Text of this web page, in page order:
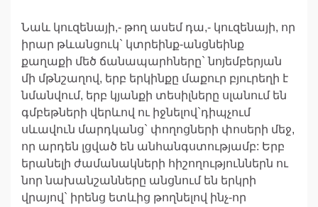
Նաև կուզենայի,- թող ասեմ դա,- կուզենայի, որ
իրար թևանցուկ` կտրեինք-անցնեինք
քաղաքի մեծ ճանապարհները` նոյեմբերյան
մի մթնշաղով, երբ երկինքը մաքուր բյուրեղի է
նմանվում, երբ կյանքի տեսիլները սլանում են
գմբեթների վերևով ու իջնելով`դիպչում
սևավուն մարդկանց` փողոցների փոսերի մեջ,
որ արդեն լցված են անհանգստությամբ: Երբ
երանելի ժամանակների հիշողություններն ու
նոր նախանշանները անցնում են երկրի
վրայով` իրենց ետևից թողնելով ինչ-որ